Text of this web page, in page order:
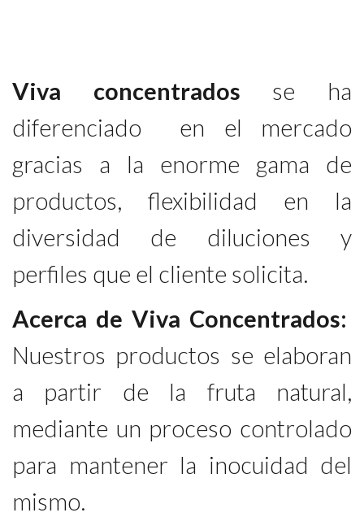
Viva concentrados se ha
diferenciado en el mercado
gracias a la enorme gama de
productos, flexibilidad en la
diversidad de diluciones y
perfiles que el cliente solicita.
Acerca de Viva Concentrados:
Nuestros productos se elaboran
a partir de la fruta natural,
mediante un proceso controlado
para mantener la inocuidad del
mismo.